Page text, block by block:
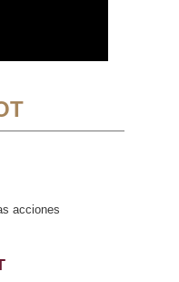
acciones